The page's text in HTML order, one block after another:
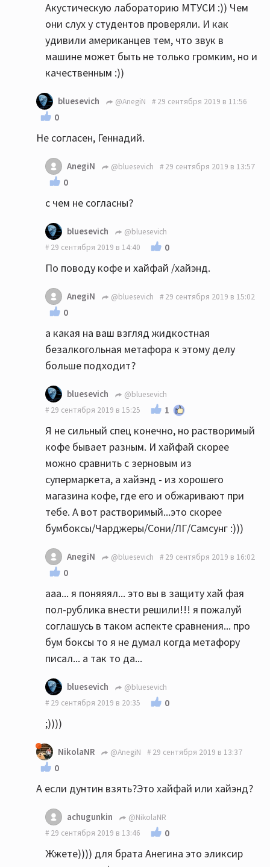
Акустическую лабораторию МТУСИ :)) Чем
они слух у студентов проверяли. И как
удивили американцев тем, что звук в
машине может быть не только громким, но и
качественным :))
bluesevich @AnegiN 29 сентября 2019 в 11:56
0
Не согласен, Геннадий.
AnegiN @bluesevich 29 сентября 2019 в 13:57
0
с чем не согласны?
bluesevich
@bluesevich
29 сентября 2019 в 14:40
0
По поводу кофе и хайфай /хайэнд.
AnegiN @bluesevich 29 сентября 2019 в 15:02
0
а какая на ваш взгляд жидкостная
безалкогольная метафора к этому делу
больше подходит?
bluesevich
@bluesevich
29 сентября 2019 в 15:25
1
Я не сильный спец конечно, но растворимый
кофе бывает разным. И хайфай скорее
можно сравнить с зерновым из
супермаркета, а хайэнд - из хорошего
магазина кофе, где его и обжаривают при
тебе. А вот растворимый...это скорее
бумбоксы/Чарджеры/Сони/ЛГ/Самсунг :)))
AnegiN @bluesevich 29 сентября 2019 в 16:02
0
ааа... я поняяял... это вы в защиту хай фая
пол-рублика внести решили!!! я пожалуй
соглашусь в таком аспекте сравнения... про
бум боксы то я не думал когда метафору
писал... а так то да...
bluesevich
@bluesevich
29 сентября 2019 в 20:35
0
;))))
NikolaNR @AnegiN 29 сентября 2019 в 13:37
0
А если дунтин взять?Это хайфай или хайэнд?
achugunkin
@NikolaNR
29 сентября 2019 в 13:46
0
Жжете)))) для брата Анегина это эликсир